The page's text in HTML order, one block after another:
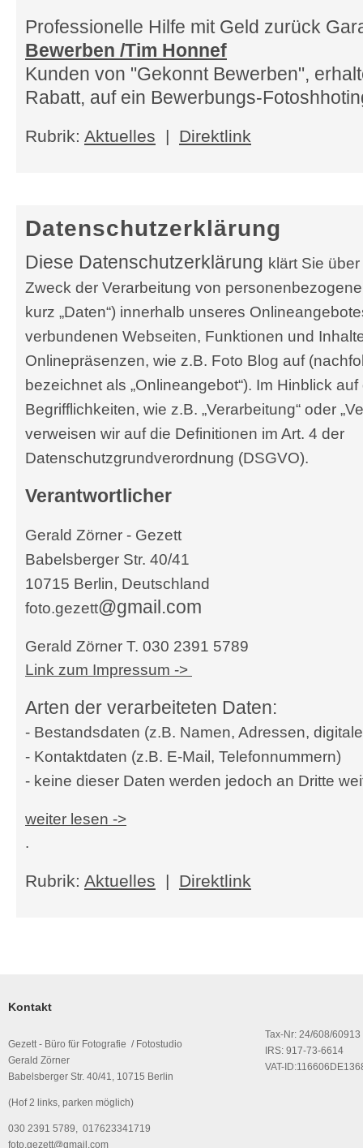
Professionelle Hilfe mit Geld zurück
Bewerben /Tim Honnef
Kunden von "Gekonnt Bewerben",
Rabatt, auf ein Bewerbungs-
Rubrik: Aktuelles | Direktlink
Datenschutzerklärung
Diese Datenschutzerklärung klärt Sie
Zweck der Verarbeitung von
kurz „Daten“) innerhalb unseres
verbundenen Webseiten, Funktionen und
Onlinepräsenzen, wie z.B. Foto Blog auf
bezeichnet als „Onlineangebot“). Im Hinblick
Begrifflichkeiten, wie z.B. „Verarbeitung“ oder
verweisen wir auf die Definitionen im Art. 4 der
Datenschutzgrundverordnung (DSGVO).
Verantwortlicher
Gerald Zörner - Gezett
Babelsberger Str. 40/41
10715 Berlin, Deutschland
foto.gezett@gmail.com
Gerald Zörner T. 030 2391 5789
Link zum Impressum ->
Arten der verarbeiteten Daten:
- Bestandsdaten (z.B. Namen, Adressen,
- Kontaktdaten (z.B. E-Mail, Telefonnummern)
- keine dieser Daten werden jedoch an Dritte
weiter lesen ->
.
Rubrik: Aktuelles | Direktlink
Kontakt
Gezett - Büro für Fotografie / Fotostudio
Gerald Zörner
Babelsberger Str. 40/41, 10715 Berlin
(Hof 2 links, parken möglich)
030 2391 5789, 017623341719
foto.gezett@gmail.com
Tax-Nr: 24/608/60913
IRS: 917-73-6614
VAT-